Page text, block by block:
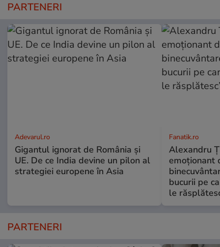
PARTENERI
Adevarul.ro
Gigantul ignorat de România și
UE. De ce India devine un pilon al
strategiei europene în Asia
Fanatik.ro
Alexandru
emoționant
bucurii pe
le
PARTENERI